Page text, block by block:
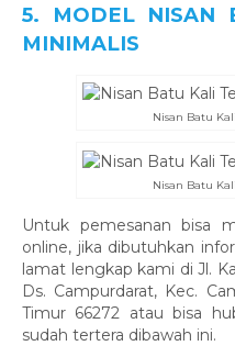
5. MODEL NISAN
MINIMALIS
Nisan Batu
Nisan Batu
Untuk pemesanan bisa
online, jika dibutuhkan
lamat lengkap kami di Jl.
Ds. Campurdarat, Kec.
Timur 66272 atau bisa
sudah tertera dibawah ini.